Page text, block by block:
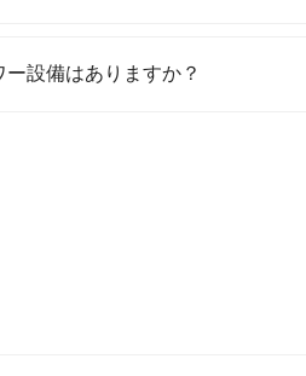
設備はありますか？